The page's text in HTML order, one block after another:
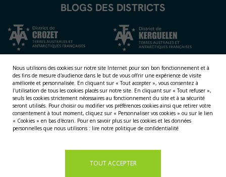
BLOGS DES DISTRICTS
NOS TERRITOIRES
Nous utilisons des cookies sur notre site Internet pour son bon fonctionnement et à
des fins de mesure d'audience dans le but de vous offrir une expérience de visite
améliorée et personnalisée. En cliquant sur « Tout accepter », vous consentez à
l'utilisation de tous les cookies placés sur notre site. En cliquant sur « Tout refuser »,
seuls les cookies strictement nécessaires au fonctionnement du site et à sa sécurité
seront utilisés. Pour choisir ou modifier vos préférences cookies ainsi que retirer votre
consentement à tout moment, cliquez sur « Personnaliser vos cookies » ou sur le lien
« Cookies » en bas d'écran. Pour en savoir plus sur les cookies et les données
personnelles que nous utilisons : lire notre politique de confidentialité
TOUT ACCEPTER